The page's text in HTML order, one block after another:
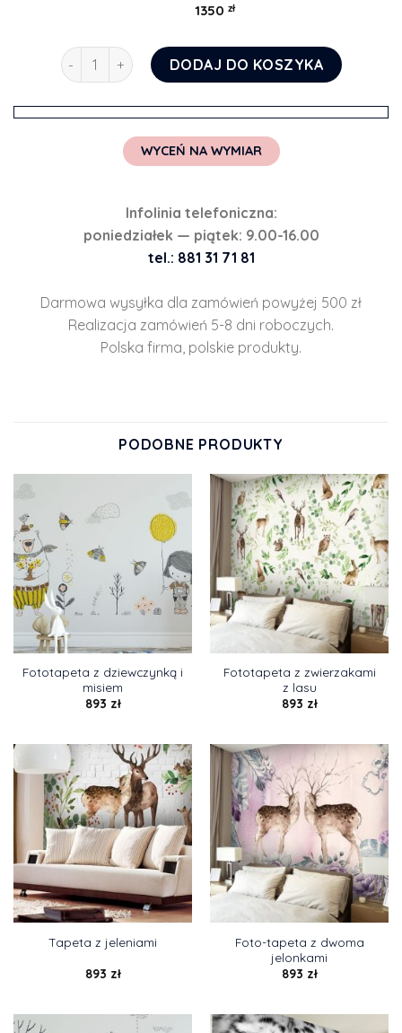
1350 zł
ilość Fototapeta dziecięca- Las
DODAJ DO KOSZYKA
WYCEŃ NA WYMIAR
Infolinia telefoniczna:
poniedziałek — piątek: 9.00-16.00
tel.: 881 31 71 81
Darmowa wysyłka dla zamówień powyżej 500 zł
Realizacja zamówień 5-8 dni roboczych.
Polska firma, polskie produkty.
PODOBNE PRODUKTY
Fototapeta z dziewczynką i
misiem
893 zł
Fototapeta z zwierzakami
z lasu
893 zł
Tapeta z jeleniami
893 zł
Foto-tapeta z dwoma
jelonkami
893 zł